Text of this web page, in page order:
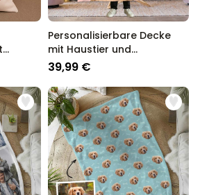
Personalisierbare Decke
mit Haustier und
Hintergrund
39,99 €